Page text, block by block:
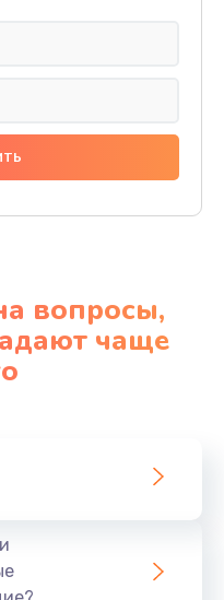
чистка
вопросы,
чаще